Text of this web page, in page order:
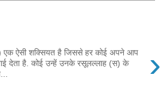
›
एक ऐसी शक्सियत है जिससे हर कोई अपने आप
देता है. कोई उन्हें उनके रसूलल्लाह (स) के